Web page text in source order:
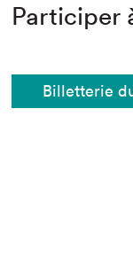
Participer
Billetterie